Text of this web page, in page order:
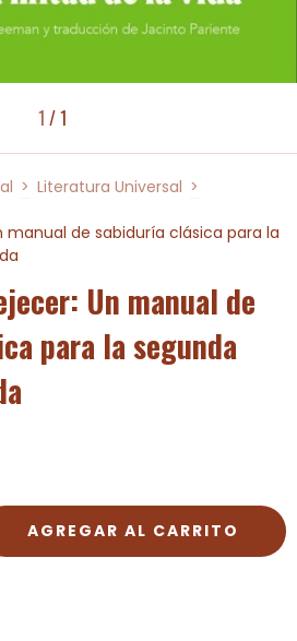
1 /1
> Literatura Universal >
manual de sabiduría clásica para la
Un manual de
para la segunda